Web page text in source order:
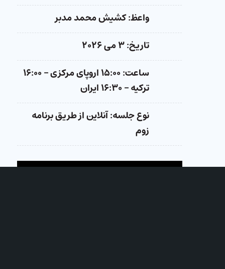
واعظ: کشیش محمد مدبر
تاریخ: ۳ می ۲۰۲۶
ساعت: ۱۵:۰۰ اروپای مرکزی – ۱۶:۰۰
ترکیه – ۱۶:۳۰ ایران
نوع جلسه: آنلاین از طریق برنامه
زوم